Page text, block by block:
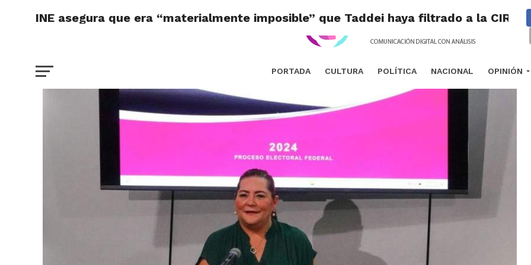
PORTADA CULTURA POLÍTICA NACIONAL OPINIÓN
INE asegura que era “materialmente imposible” que Taddei haya filtrado a la CIRT